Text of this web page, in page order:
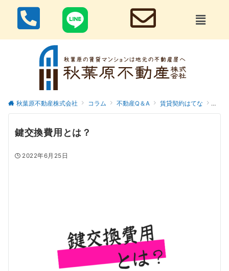
秋葉原不動産株式会社 コラム 不動産Q＆A 賃貸契約はてな 鍵交
鍵交換費用とは？
2022年6月25日